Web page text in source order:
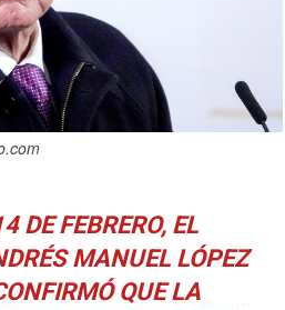
DE FEBRERO, EL
MANUEL LÓPEZ
QUE LA